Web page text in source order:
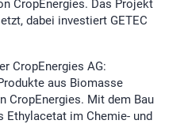
CropEnergies. Das Projekt
dabei investiert GETEC
CropEnergies AG:
aus Biomasse
CropEnergies. Mit dem Bau
Ethylacetat im Chemie- und